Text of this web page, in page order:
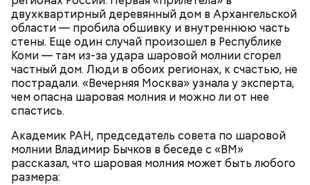
двухквартирный деревянный дом в Архангельской
области — пробила обшивку и внутреннюю часть
стены. Еще один случай произошел в Республике
Коми — там из-за удара шаровой молнии сгорел
частный дом. Люди в обоих регионах, к счастью, не
пострадали. «Вечерняя Москва» узнала у эксперта,
чем опасна шаровая молния и можно ли от нее
спастись.
Академик РАН, председатель совета по шаровой
молнии Владимир Бычков в беседе с «ВМ»
рассказал, что шаровая молния может быть любого
размера:
По его словам, солдаты не знали о масштабах
трагедии. Подобных аварий раньше не случалось.
Поэтому он не испытывал страха.